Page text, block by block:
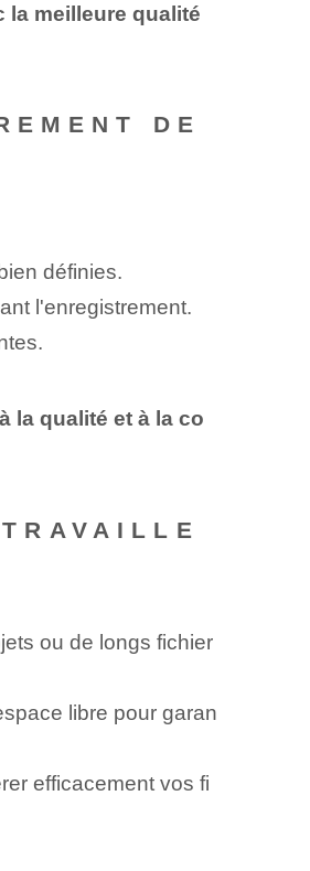
la meilleure qualité
DE
définies.
l'enregistrement.
la qualité et à la co
ou de longs fichier
libre pour garan
efficacement vos fi